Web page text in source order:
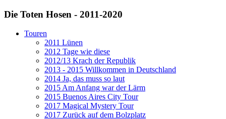
Die Toten Hosen - 2011-2020
Touren
2011 Lünen
2012 Tage wie diese
2012/13 Krach der Republik
2013 - 2015 Willkommen in Deutschland
2014 Ja, das muss so laut
2015 Am Anfang war der Lärm
2015 Buenos Aires City Tour
2017 Magical Mystery Tour
2017 Zurück auf dem Bolzplatz